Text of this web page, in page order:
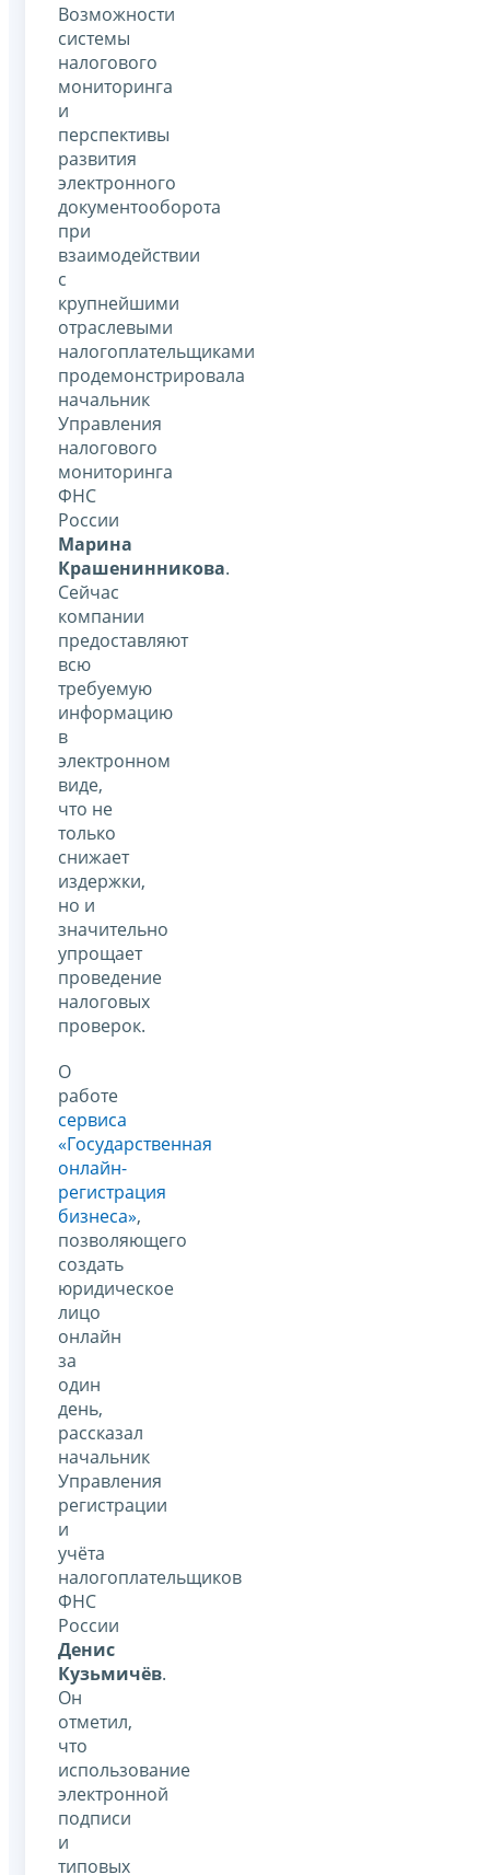
Возможности
системы
налогового
мониторинга
и
перспективы
развития
электронного
документооборота
при
взаимодействии
с
крупнейшими
отраслевыми
налогоплательщиками
продемонстрировала
начальник
Управления
налогового
мониторинга
ФНС
России
Марина
Крашенинникова.
Сейчас
компании
предоставляют
всю
требуемую
информацию
в
электронном
виде,
что не
только
снижает
издержки,
но и
значительно
упрощает
проведение
налоговых
проверок.
О
работе
сервиса
«Государственная
онлайн-
регистрация
бизнеса»,
позволяющего
создать
юридическое
лицо
онлайн
за
один
день,
рассказал
начальник
Управления
регистрации
и
учёта
налогоплательщиков
ФНС
России
Денис
Кузьмичёв.
Он
отметил,
что
использование
электронной
подписи
и
типовых